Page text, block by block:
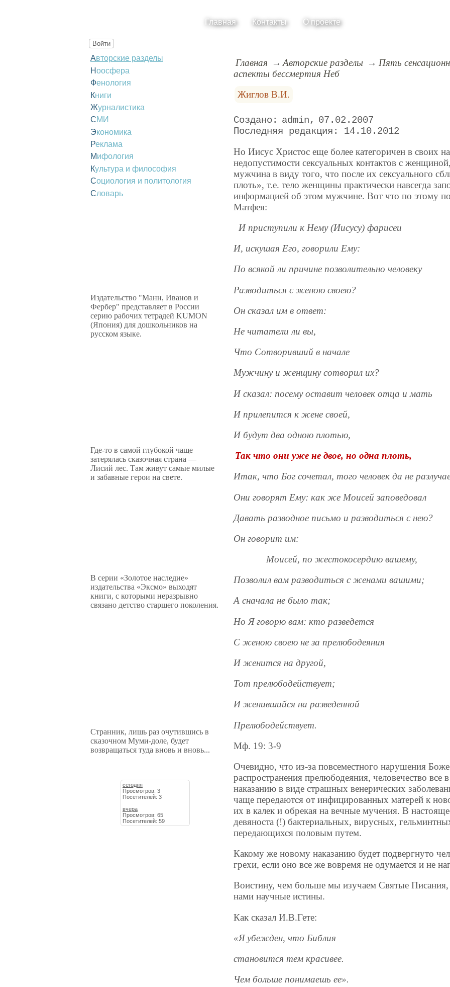
Главная Контакты О проекте
Войти
Авторские разделы
Ноосфера
Фенология
Книги
Журналистика
СМИ
Экономика
Реклама
Мифология
Культура и философия
Социология и политология
Словарь
Издательство "Манн, Иванов и
Фербер" представляет в России
серию рабочих тетрадей KUMON
(Япония) для дошкольников на
русском языке.
Где-то в самой глубокой чаще
затерялась сказочная страна —
Лисий лес. Там живут самые милые
и забавные герои на свете.
В серии «Золотое наследие»
издательства «Эксмо» выходят
книги, с которыми неразрывно
связано детство старшего поколения.
Странник, лишь раз очутившись в
сказочном Муми-доле, будет
возвращаться туда вновь и вновь...
сегодня
Просмотров: 3
Посетителей: 3
вчера
Просмотров: 65
Посетителей: 59
Главная Авторские разделы
Пять
аспекты бессмертия Неб
Жиглов В.И.
admin
07.02.2007
14.10.2012
Но Иисус Христос еще более категоричен в своих
недопустимости сексуальных контактов с
мужчина в виду того, что после их сексуального
плоть», т.е. тело женщины практически навсегда
информацией об этом мужчине. Вот что по этому
Матфея:
И приступили к Нему (Иисусу) фарисеи
И, искушая Его, говорили Ему:
По всякой ли причине позволительно человеку
Разводиться с женою своею?
Он сказал им в ответ:
Не читатели ли вы,
Что Сотворивший в начале
Мужчину и женщину сотворил их?
И сказал: посему оставит человек отца и мать
И прилепится к жене своей,
И будут два одною плотью,
Так что они уже не двое, но одна плоть,
Итак, что Бог сочетал, того человек да не
Они говорят Ему: как же Моисей заповедовал
Давать разводное письмо и разводиться с нею?
Он говорит им:
Моисей, по жестокосердию вашему,
Позволил вам разводиться с женами вашими;
А сначала не было так;
Но Я говорю вам: кто разведется
С женою своею не за прелюбодеяния
И женится на другой,
Тот прелюбодействует;
И женившийся на разведенной
Прелюбодействует.
Мф. 19: 3-9
Очевидно, что из-за повсеместного нарушения
распространения прелюбодеяния, человечество все
наказанию в виде страшных венерических
чаще передаются от инфицированных матерей к
их в калек и обрекая на вечные мучения. В
девяноста (!) бактериальных, вирусных,
передающихся половым путем.
Какому же новому наказанию будет подвергнуто
грехи, если оно все же вовремя не одумается и не
Воистину, чем больше мы изучаем Святые Писания,
нами научные истины.
Как сказал И.В.Гете:
«Я убежден, что Библия
становится тем красивее.
Чем больше понимаешь ее».